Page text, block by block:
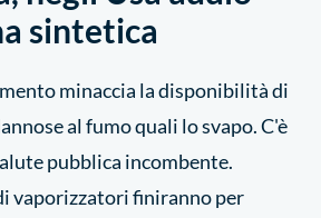
sintetica
minaccia la disponibilità di
al fumo quali lo svapo. C'è
pubblica incombente.
vaporizzatori finiranno per